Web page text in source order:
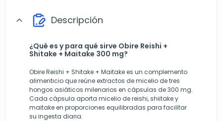
expand_more Descripción
¿Qué es y para qué sirve Obire Reishi +
Shitake + Maitake 300 mg?
Obire Reishi + Shitake + Maitake es un complemento
alimenticio que reúne extractos de micelio de tres
hongos asiáticos milenarios en cápsulas de 300 mg.
Cada cápsula aporta micelio de reishi, shiitake y
maitake en proporciones equilibradas para facilitar
su ingesta diaria.